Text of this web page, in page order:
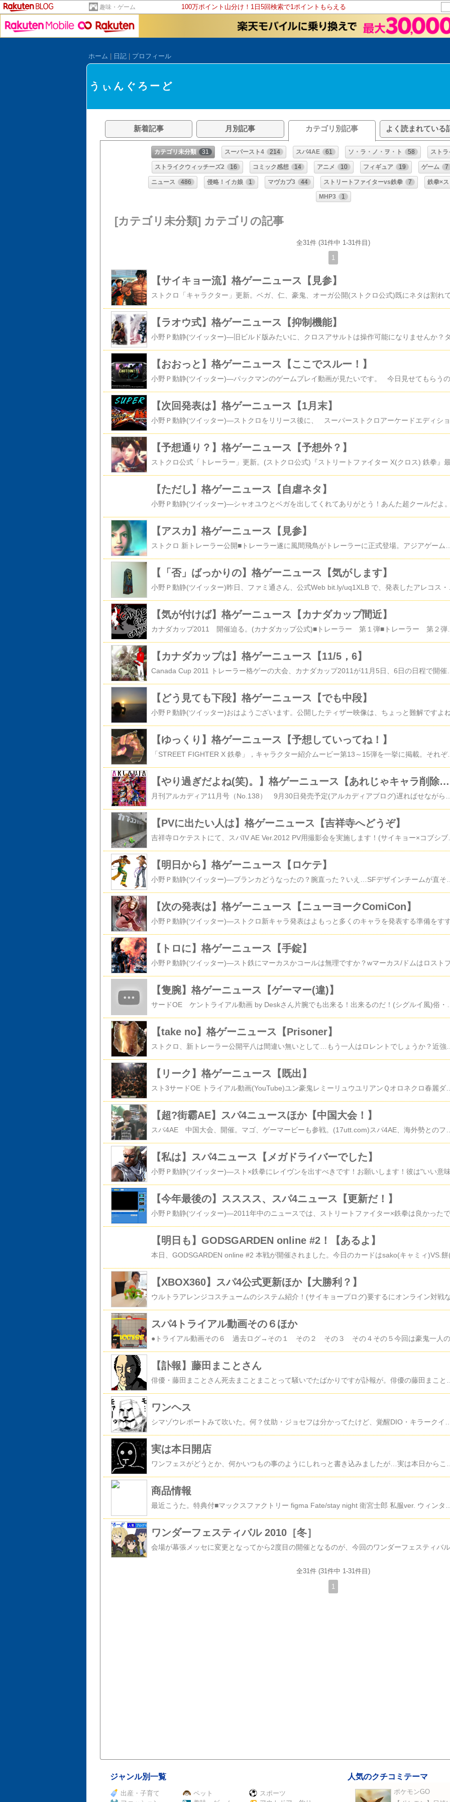
趣味・ゲーム 100万ポイント山分け！1日5回検索で1ポイントもらえる
ホーム
日記 プロフィール
うぃんぐろーど
新着記事 月別記事 カテゴリ別記事 よく読まれている
カテゴリ未分類 31 スーパースト4 214 スパ4AE 61 ソ・ラ・ノ・ヲ・ト 58 スト
ストライクウィッチーズ2 16 コミック感想 14 アニメ 10 フィギュア 19 ゲーム 7
ニュース 486 侵略！イカ娘 1 マヴカプ3 44 ストリートファイターvs鉄拳 7 鉄拳×
MHP3 1
[カテゴリ未分類] カテゴリの記事
全31件 (31件中 1-31件目)
1
【サイキョー流】格ゲーニュース【見参】
【ラオウ式】格ゲーニュース【抑制機能】
【おおっと】格ゲーニュース【ここでスルー！】
【次回発表は】格ゲーニュース【1月末】
【予想通り？】格ゲーニュース【予想外？】
【ただし】格ゲーニュース【自虐ネタ】
【アスカ】格ゲーニュース【見参】
【「否」ばっかりの】格ゲーニュース【気がします】
【気が付けば】格ゲーニュース【カナダカップ間近】
カナダカップ2011 開催迫る。(カナダカップ公式)■トレーラー 第１弾■トレーラー 第２弾各国の強豪プレイヤーが集う格ゲーイベント、カナダカップ2011の開催が迫っています。トレーラーを見れば一目瞭然の、凄いメンバーが集結。大会は１１月５日、６日の２日間に渡って開催される模様。開場時間は両日とも朝８時からですが、時差がありますので、日本時間では１１月６日の深夜０時頃、開場になると思われます。が、何しろ「海外」の大会ですので、進行が大幅に遅れる可能性も。徹夜を覚悟するか、早めに寝ておくか…ウーム。「BLAZBLUE CONTINUUM SHIFT EXTEND」の最新ムービーが公開。アニメーションをプロダクションI.Gが，オープニングテーマを飛蘭さんが担当(4gamer.net)新規オープニング！これは良いですね。アニメーション製作はプロダクションI.Gでクオリティ高そう。ペルソナ4 ジ・アルティメット イン マヨナカアリーナ 公式更新(P4U公式)「SYSTEM」更新。バトルシステムの一部が公開されました。実況＆ナビは面白い試みですね。アルティメットマヴカプ3公式更新(UMVC3公式)「キャラクター」＆「トレーラー」更新。ロケットラクーンとフランク・ウェストが追加されました。
【カナダカップは】格ゲーニュース【11/5，6】
【どう見ても下段】格ゲーニュース【でも中段】
【ゆっくり】格ゲーニュース【予想していってね！】
「STREET FIGHTER X 鉄拳」，キャラクター紹介ムービー第13～15弾を一挙に掲載。それぞれに複数のキャラの姿が(4gamer.net)『ストリートファイター×（クロス）鉄拳』の“謎のムービー”を3本一挙公開(ファミ通.com)ブラジルゲームショウ開催に合わせて、ストクロのキャラ紹介ムービーが公開されました。今回はそれぞれの動画に複数のキャラが含まれており、かなりの難易度。それぞれ検証してみましょう。■その１ジュリ？ダン？c.ヴァイパー？ジュリは難しいとか言ってたじゃないですか…まんまと釣られました。ダンはブランカのアレコスっていう可能性もあるかも。ヴァイパーは…どうでも(ry■その２バイソン？ヤン？レインボー・ミカ？バイソンは確定でしょう。ヤンはそれっぽいですけど、なんとも言えないところ。そして、ミカが遂に登場？■その３？？ディージェイメカザンギエフ一番上、難しい！金網ステージの断片や紫のタイツからバルログ説が有力ですが…。ディージェイは特徴的なおさげから確定でしょうか。メカザンギエフはアレコス？別キャラ？■ブラジルゲームショウ会場での発表の様子これじゃ盛り上がりようがない…アルティメットマヴカプ3公式更新(UMVC3公式)システム更新。要望の多かったネットワーク関連の要素がかなり改善されています。また、店舗別特典であるコスチュームパックの紹介とPS Vita版の価格発表も。■希望小売価格：【PS3/Xbox 360版】4,990円（税込）【PS Vita版】PS Vitaカード版：4,800円 （税込）/ ダウンロード版：4,300円（税込）据え置き機よりちょっぴり安いです。●Happy Birthday Orie!(アンダーナイト インヴァース公式)発表されたばかりの新キャラ、「オリエ」の誕生日記念イラストがアップされています。
【やり過ぎだよね(笑)。】格ゲーニュース【あれじゃキャラ削除と変わらん(笑)。】
【PVに出たい人は】格ゲーニュース【吉祥寺へどうぞ】
吉祥寺ロケテストにて、スパIV AE Ver.2012 PV用撮影会を実施します！(サイキョー×コブシブログ)明日の吉祥寺ロケテにて撮影会！発表された日程は以下のとおり。スパIV AE Ver.2012 PV撮影会■場所 プラサカプコン吉祥寺 （東京都武蔵野市吉祥寺本町1-10-1いなりやビルB1F）■日時 2011年10月1日 15:00～16:00ごろ■撮影内容（写真撮影/動画撮影） スパIV AE Ver.2012 Beta をプレイしている様子 プレイを観戦している様子 コミュニケーションノートやアンケートを書いている様子■撮影者 綾野智章バージョンアップ版でPV作成とは気合入ってますね。小野Ｐ動静(ツイッター)さぁ、今日から東京でもAE'12のロケテストが始まりました。日曜まで行う
【明日から】格ゲーニュース【ロケテ】
【次の発表は】格ゲーニュース【ニューヨークComiCon】
【トロに】格ゲーニュース【手錠】
【隻腕】格ゲーニュース【ゲーマー(違)】
【take no】格ゲーニュース【Prisoner】
【リーク】格ゲーニュース【既出】
スト3サードOE トライアル動画(YouTube)ユン豪鬼レミーリュウユリアンＱオロネクロ春麗ダッドリーいぶきまことエレナショーントゥエルヴヒューゴーアレックスヤンケントライアルモード攻略の参考に。プレーヤーの手元も見えるので分かりやすいです。ニコ生で20万人が熱狂した格闘ゲームイベント「GODSGARDEN #4」，数々の名試合が生まれた会場の空気をお届けするフォトレポートを掲載(4gamer.net)白熱したゴッズガーデン4の大会レポです。選手の当日インタビューもあり。iPhone向け「ストリートファイターIV VOLT」，「フェイロン」が9月に参戦決定(4gamer.net)数えてみると、これで21キャラ目。これで無料アップデートというのですからホント、頭が下がります。出す所によっては追加キャラ使用権を100円とかで売りますよ、コレ…アルティメットマヴカプ3公式サイト更新(アルティメットマヴカプ3公式)カプコン、とうとう開き直ってナルホドくんなどの新キャラクターをトップページに記載。もうみんなにバレちゃってますもんね…ちなみに、新妻Ｐ自らもツイートしてます。「この際なんで」って…
【超?街霸AE】スパ4ニュースほか【中国大会！】
【私は】スパ4ニュース【メガドライバーでした】
【今年最後の】スススス、スパ4ニュース【更新だ！】
【明日も】GODSGARDEN online #2！【あるよ】
【XBOX360】スパ4公式更新ほか【大勝利？】
スパ4トライアル動画その６ほか
【訃報】藤田まことさん
ワンヘス
実は本日開店
商品情報
ワンダーフェスティバル 2010［冬］
全31件 (31件中 1-31件目)
1
ジャンル別一覧
出産・子育て
ペット
スポーツ
人気のクチコミテーマ
ポケモンGO